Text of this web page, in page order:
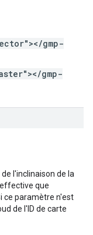
gmp-
gmp-
l'inclinaison de la
que
ce paramètre n'est
de l'ID de carte